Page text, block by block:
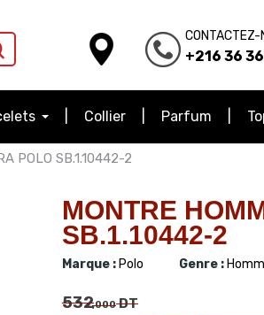
CONTACTEZ-
+216 36
Collier Parfum
POLO SB.1.10442-2
MONTRE
SB.1.10442-2
Marque : Polo Genre :
532,000DT